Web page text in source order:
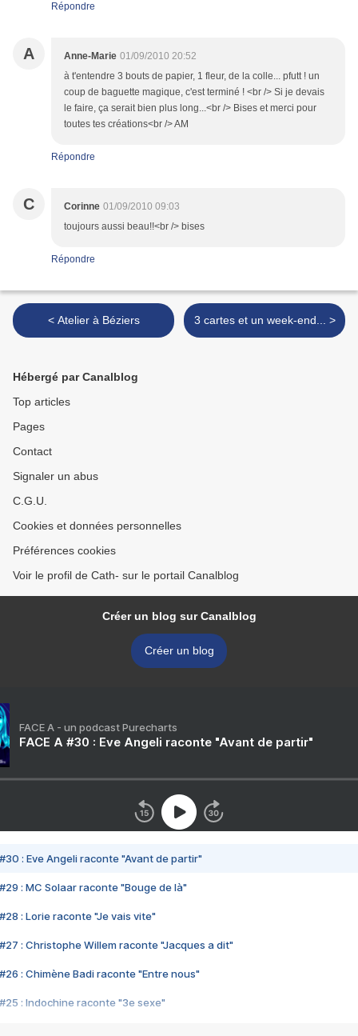
Répondre
A Anne-Marie 01/09/2010 20:52
à t'entendre 3 bouts de papier, 1 fleur, de la colle... pfutt ! un
coup de baguette magique, c'est terminé ! <br /> Si je devais
le faire, ça serait bien plus long...<br /> Bises et merci pour
toutes tes créations<br /> AM
Répondre
C Corinne 01/09/2010 09:03
toujours aussi beau!!<br /> bises
Répondre
< Atelier à Béziers 3 cartes et un week-end... >
Hébergé par Canalblog
Top articles
Pages
Contact
Signaler un abus
C.G.U.
Cookies et données personnelles
Préférences cookies
Voir le profil de Cath- sur le portail Canalblog
Créer un blog sur Canalblog
Créer un blog
FACE A - un podcast Purecharts
FACE A #30 : Eve Angeli raconte "Avant de partir"
#30 : Eve Angeli raconte "Avant de partir"
#29 : MC Solaar raconte "Bouge de là"
#28 : Lorie raconte "Je vais vite"
#27 : Christophe Willem raconte "Jacques a dit"
#26 : Chimène Badi raconte "Entre nous"
#25 : Indochine raconte "3e sexe"